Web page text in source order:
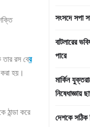
রস বের
হয়।
করে
সংসদে সপা
বাটলারের
পারে
মার্কিন
নিষেধাজ্ঞায়
দেশকে সঠিক